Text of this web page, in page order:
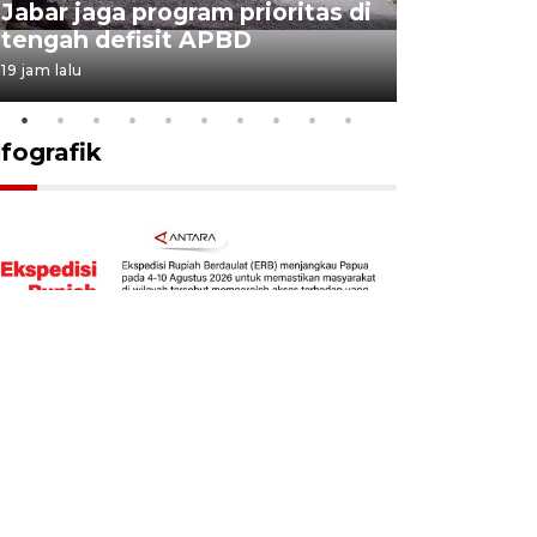
Jabar jaga program prioritas di
tengah defisit APBD
19 jam lalu